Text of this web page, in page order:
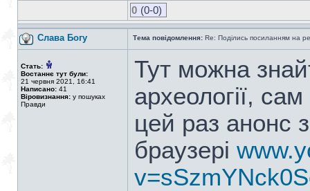
0 (0-0)
Слава Богу Тема повідомлення: Re: Поділись посиланням на
Стать:
Востаннє тут були:
21 червня 2021, 16:41
Написано: 41
Віровизнання: у пошуках
Правди
Тут можна
археології,
цей раз анонс
браузері